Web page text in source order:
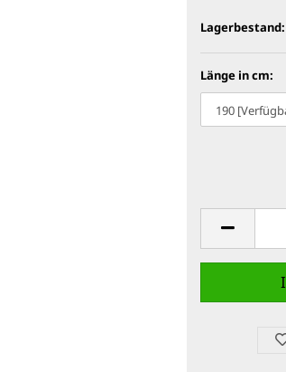
Lagerbestand:
Länge in cm: